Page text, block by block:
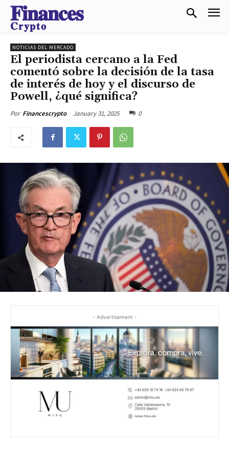
𝐅𝐢𝐧𝐚𝐧𝐜𝐞𝐬
𝐂𝐫𝐲𝐩𝐭𝐨
NOTICIAS DEL MERCADO
El periodista cercano a la Fed
comentó sobre la decisión de la tasa
de interés de hoy y el discurso de
Powell, ¿qué significa?
Por Financescrypto January 31, 2025 0
- Advertisement -